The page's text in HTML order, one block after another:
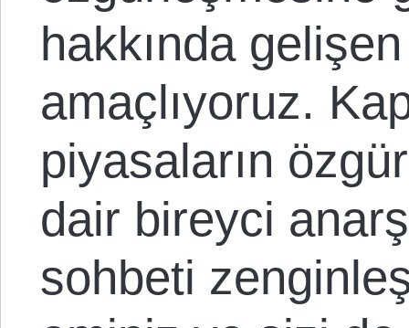
hakkında
amaçlıyoruz.
piyasaların
dair bireyci
sohbeti